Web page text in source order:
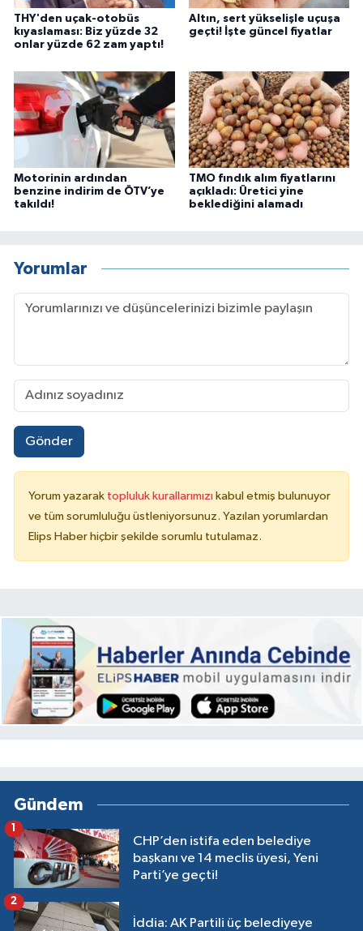
THY'den uçak-otobüs
kıyaslaması: Biz yüzde 32
onlar yüzde 62 zam yaptı!
Altın, sert yükselişle uçuşa
geçti! İşte güncel fiyatlar
Motorinin ardından
benzine indirim de ÖTV’ye
takıldı!
TMO fındık alım fiyatlarını
açıkladı: Üretici yine
beklediğini alamadı
Yorumlar
Gönder
Yorum yazarak topluluk kurallarımızı kabul etmiş bulunuyor
ve tüm sorumluluğu üstleniyorsunuz. Yazılan yorumlardan
Elips Haber hiçbir şekilde sorumlu tutulamaz.
Gündem
CHP’den istifa eden belediye
başkanı ve 14 meclis üyesi, Yeni
Parti’ye geçti!
1
İddia: AK Partili üç belediyeye
2